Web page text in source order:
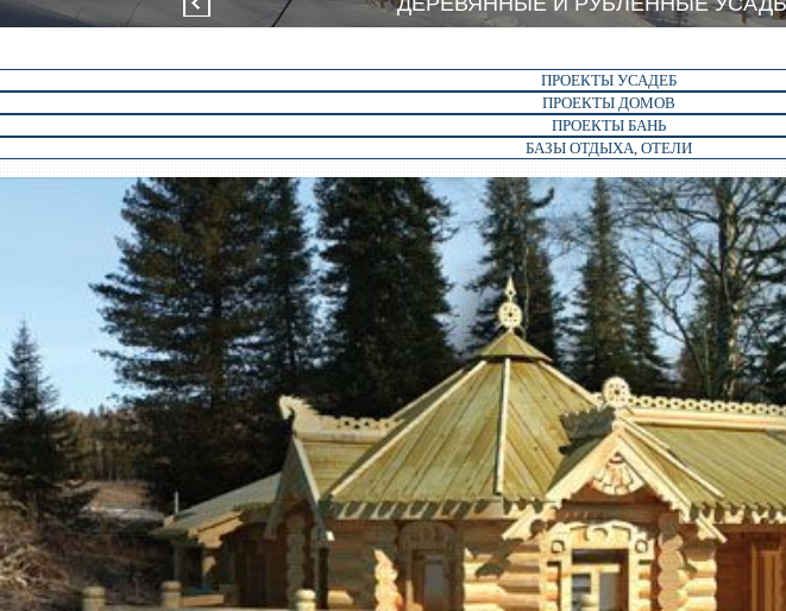
ПРОЕКТЫ УСАДЕБ
ПРОЕКТЫ ДОМОВ
ПРОЕКТЫ БАНЬ
БАЗЫ ОТДЫХА, ОТЕЛИ